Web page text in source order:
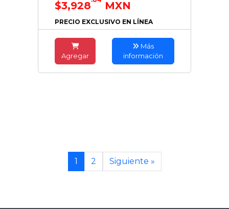
$3,928 MXN
PRECIO EXCLUSIVO EN LÍNEA
Agregar
Más
información
1 2 Siguiente »